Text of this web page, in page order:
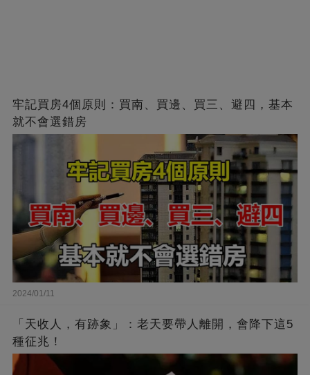
牢記買房4個原則：買南、買邊、買三、避四，基本
就不會選錯房
2024/01/11
「天收人，有跡象」：老天要帶人離開，會降下這5
種征兆！